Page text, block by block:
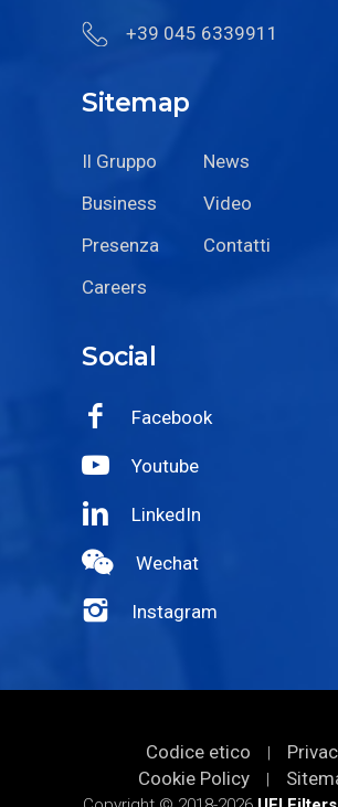
+39 045 6339911
Sitemap
Il Gruppo
News
Business
Video
Presenza
Contatti
Careers
Social
Facebook
Youtube
LinkedIn
Wechat
Instagram
Codice etico |
Cookie Policy |